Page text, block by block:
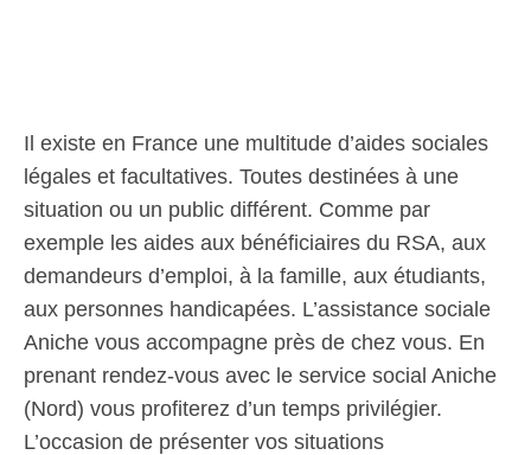
Il existe en France une multitude d’aides sociales
légales et facultatives. Toutes destinées à une
situation ou un public différent. Comme par
exemple les aides aux bénéficiaires du RSA, aux
demandeurs d’emploi, à la famille, aux étudiants,
aux personnes handicapées. L’assistance sociale
Aniche vous accompagne près de chez vous. En
prenant rendez-vous avec le service social Aniche
(Nord) vous profiterez d’un temps privilégier.
L’occasion de présenter vos situations